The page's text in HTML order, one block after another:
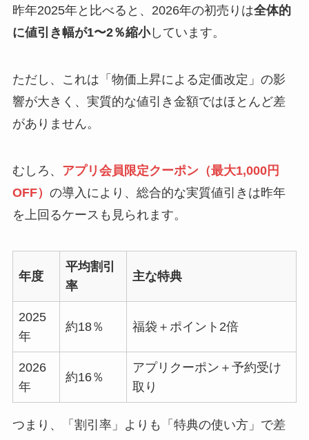
昨年2025年と比べると、2026年の初売りは全体的
に値引き幅が1〜2％縮小しています。
ただし、これは「物価上昇による定価改定」の影
響が大きく、実質的な値引き金額ではほとんど差
がありません。
むしろ、 アプリ会員限定クーポン（最大1,000円
OFF） の導入により、総合的な実質値引きは昨年
を上回るケースも見られます。
年度
平均割引
率
主な特典
2025
年
約18％ 福袋＋ポイント2倍
2026
年
約16％
アプリクーポン＋予約受け
取り
つまり、「割引率」よりも「特典の使い方」で差